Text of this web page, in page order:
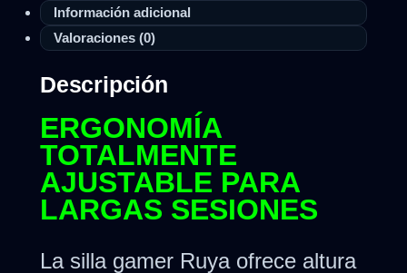
Información adicional
Valoraciones (0)
Descripción
ERGONOMÍA
TOTALMENTE
AJUSTABLE PARA
LARGAS SESIONES
La silla gamer Ruya ofrece altura